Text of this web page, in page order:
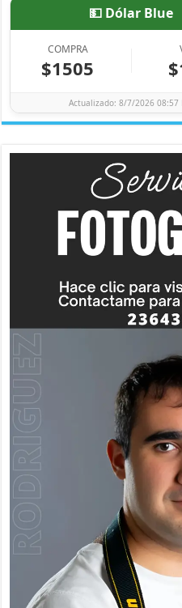
💵 Dólar Blue
COMPRA
$1505
Actualizado: 8/7/2026 08:57